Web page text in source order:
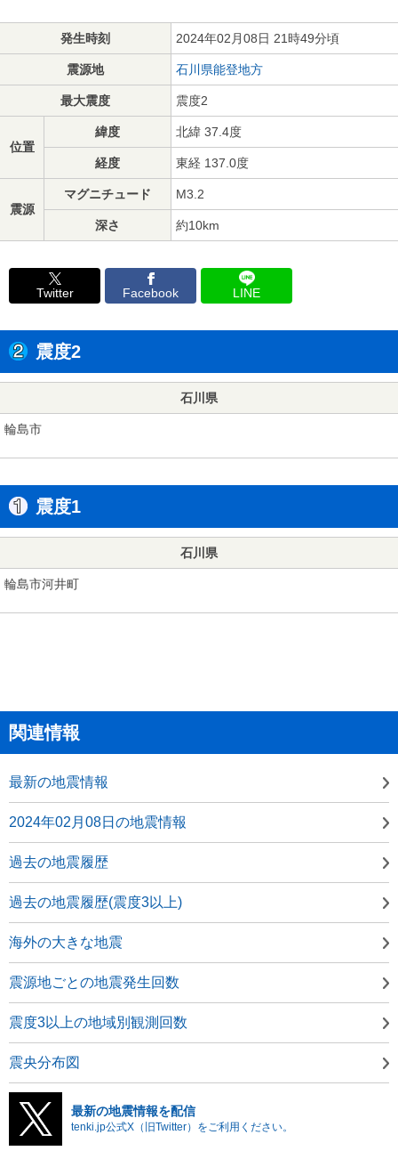
発生時刻 2024年02月08日 21時49分頃
震源地 石川県能登地方
最大震度 震度2
位置
緯度 北緯 37.4度
経度 東経 137.0度
震源
マグニチュード M3.2
深さ 約10km
Twitter Facebook LINE
震度2
石川県
輪島市
震度1
石川県
輪島市河井町
関連情報
最新の地震情報
2024年02月08日の地震情報
過去の地震履歴
過去の地震履歴(震度3以上)
海外の大きな地震
震源地ごとの地震発生回数
震度3以上の地域別観測回数
震央分布図
最新の地震情報を配信
tenki.jp公式X（旧Twitter）をご利用ください。